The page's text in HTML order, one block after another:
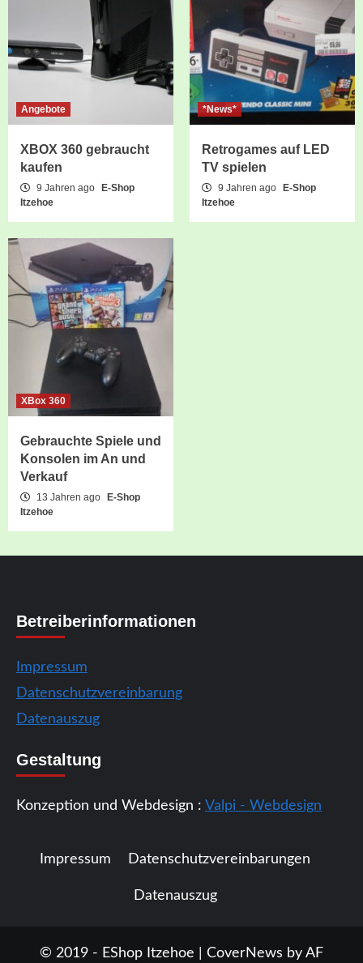
Angebote
XBOX 360 gebraucht
kaufen
9 Jahren ago
E-Shop
Itzehoe
*News*
Retrogames auf LED
TV spielen
9 Jahren ago
E-Shop
Itzehoe
XBox 360
Gebrauchte Spiele und
Konsolen im An und
Verkauf
13 Jahren ago
E-Shop
Itzehoe
Betreiberinformationen
Impressum
Datenschutzvereinbarung
Datenauszug
Gestaltung
Konzeption und Webdesign : Valpi - Webdesign
Impressum Datenschutzvereinbarungen
Datenauszug
© 2019 - EShop Itzehoe CoverNews by AF